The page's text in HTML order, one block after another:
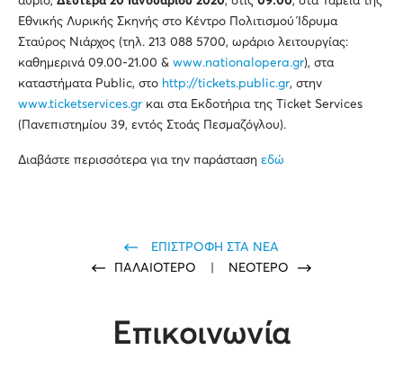
Εθνικής Λυρικής Σκηνής στο Κέντρο Πολιτισμού Ίδρυμα
Σταύρος Νιάρχος (τηλ. 213 088 5700, ωράριο λειτουργίας:
καθημερινά 09.00-21.00 & www.nationalopera.gr), στα
καταστήματα Public, στο http://tickets.public.gr, στην
www.ticketservices.gr και στα Εκδοτήρια της Ticket Services
(Πανεπιστημίου 39, εντός Στοάς Πεσμαζόγλου).
Διαβάστε περισσότερα για την παράσταση εδώ
ΕΠΙΣΤΡΟΦΗ ΣΤΑ ΝΕΑ
ΠΑΛΑΙΟΤΕΡΟ
ΝΕΟΤΕΡΟ
Επικοινωνία